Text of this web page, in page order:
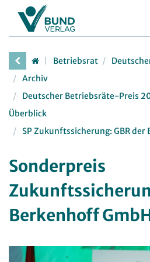
Betriebsrat
Betriebsratswahl
Betriebsratsarbeit
Mitbestimmung
Beschäftigtendatenschutz
Deutscher Betriebsrätepreis
Deutscher Personalräte-Preis
JAV
Betriebsrat
Archiv
Deutscher Betriebsräte-Preis
Überblick
SP Zukunftssicherung: GBR der
Sonderpreis
Berkenhoff